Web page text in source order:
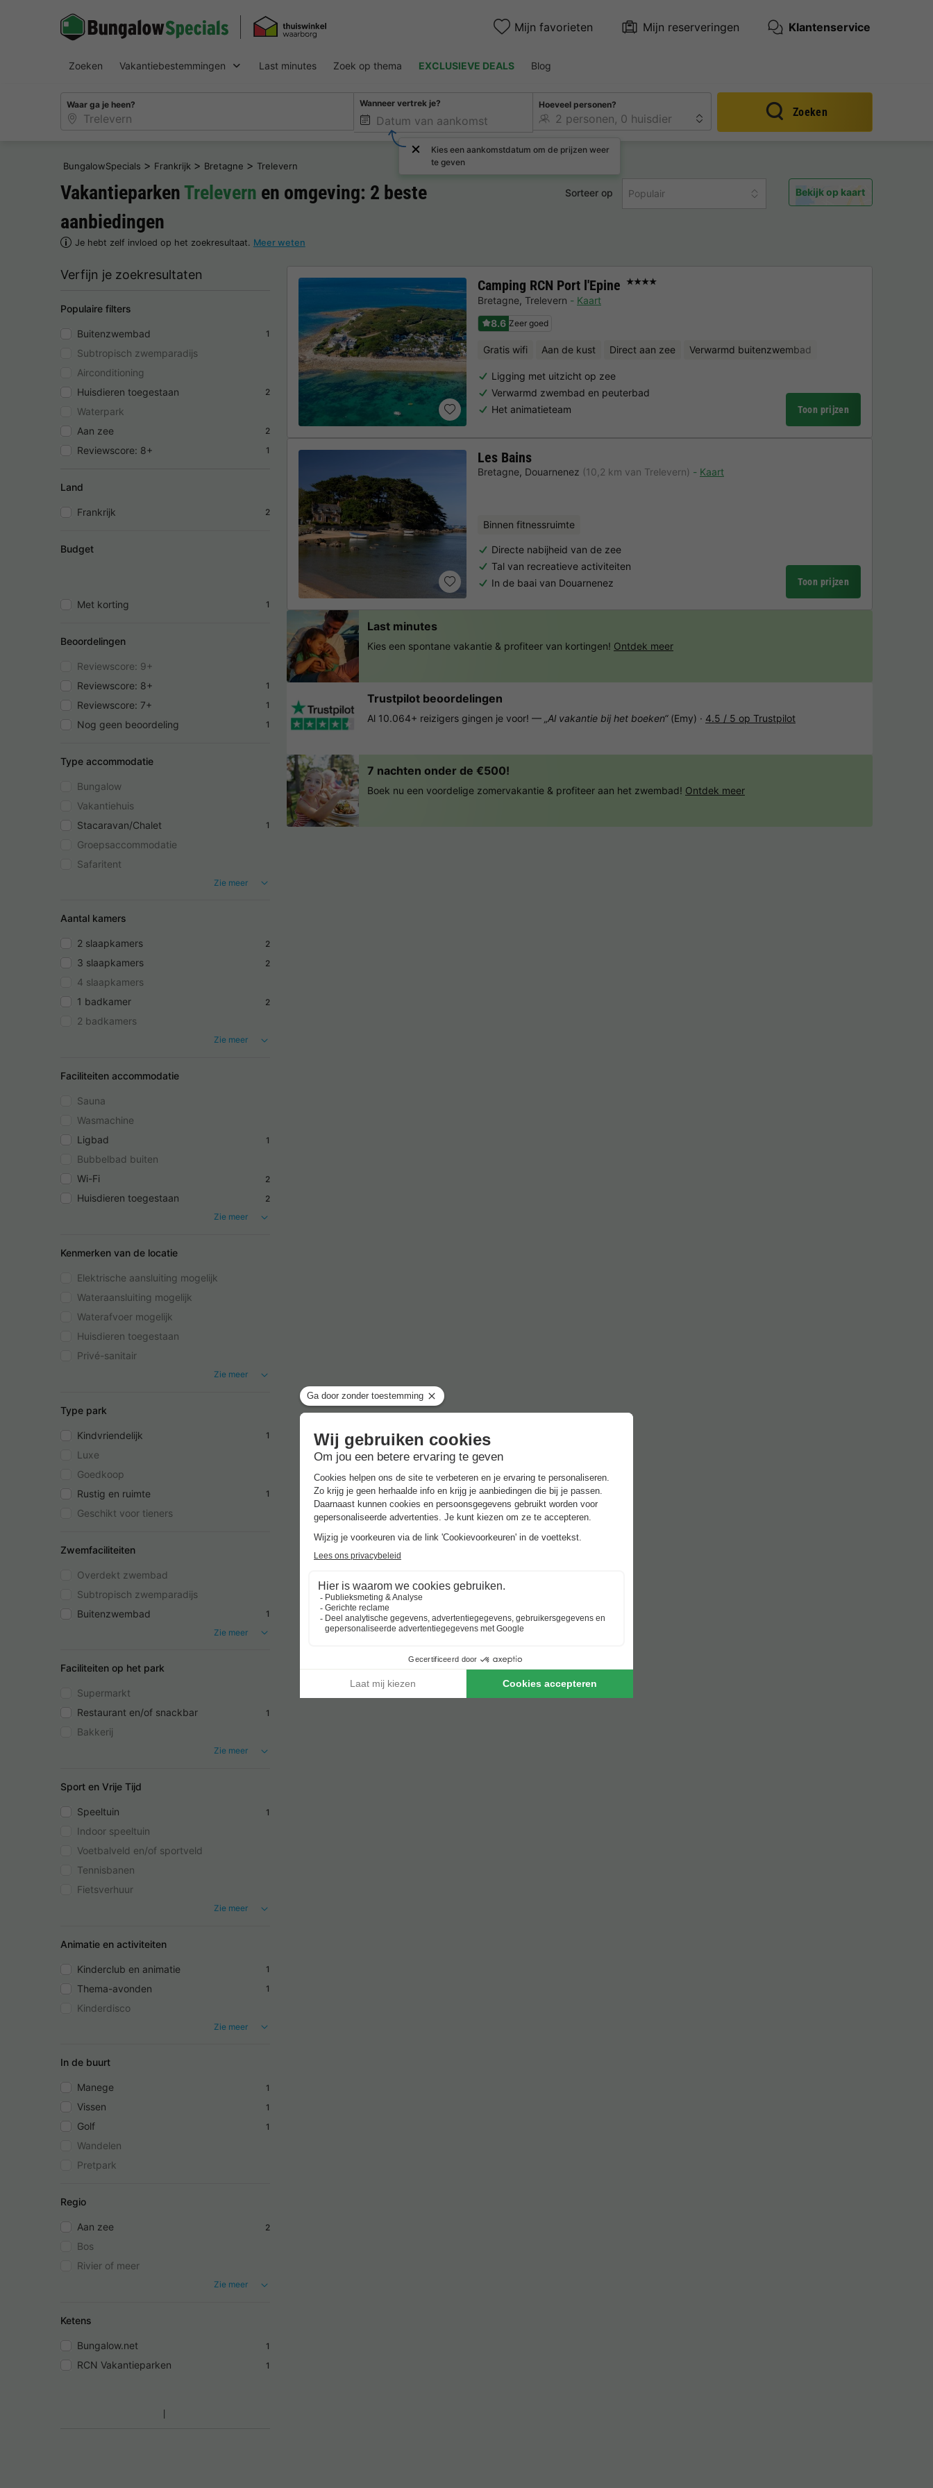
Mijn favorieten Mijn reserveringen Klantenservice
Zoeken Vakantiebestemmingen Last minutes Zoek op thema EXCLUSIEVE DEALS Blog
Waar ga je heen? Wanneer vertrek je?
Kies een aankomstdatum om de prijzen weer
te geven
Hoeveel personen?
Zoeken
BungalowSpecials > Frankrijk > Bretagne > Trelevern
Vakantieparken Trelevern en omgeving: 2 beste
aanbiedingen
Je hebt zelf invloed op het zoekresultaat. Meer weten
Sorteer op Populair Bekijk op kaart
Verfijn je zoekresultaten
Populaire filters
Buitenzwembad 1
Subtropisch zwemparadijs
Airconditioning
Huisdieren toegestaan
2
Waterpark
Aan zee
2
Reviewscore: 8+ 1
Land
Frankrijk 2
Budget
Met korting 1
Beoordelingen
Reviewscore: 9+
Reviewscore: 8+
1
Reviewscore: 7+ 1
Nog geen beoordeling 1
Type accommodatie
Bungalow
Vakantiehuis
Stacaravan/Chalet
1
Groepsaccommodatie
Safaritent
Zie meer
Aantal kamers
2 slaapkamers 2
3 slaapkamers 2
4 slaapkamers
1 badkamer
2
2 badkamers
Zie meer
Faciliteiten accommodatie
Sauna
Wasmachine
Ligbad
1
Bubbelbad buiten
Wi-Fi
2
Huisdieren toegestaan
2
Zie meer
Kenmerken van de locatie
Elektrische aansluiting mogelijk
Wateraansluiting mogelijk
Waterafvoer mogelijk
Huisdieren toegestaan
Privé-sanitair
Zie meer
Type park
Kindvriendelijk 1
Luxe
Goedkoop
Rustig en ruimte
1
Geschikt voor tieners
Zwemfaciliteiten
Overdekt zwembad
Subtropisch zwemparadijs
Buitenzwembad
1
Zie meer
Faciliteiten op het park
Supermarkt
Restaurant en/of snackbar
1
Bakkerij
Zie meer
Sport en Vrije Tijd
Speeltuin 1
Indoor speeltuin
Voetbalveld en/of sportveld
Tennisbanen
Fietsverhuur
Zie meer
Animatie en activiteiten
Kinderclub en animatie 1
Thema-avonden 1
Kinderdisco
Zie meer
In de buurt
Manege 1
Vissen 1
Golf 1
Wandelen
Pretpark
Regio
Aan zee 2
Bos
Rivier of meer
Zie meer
Ketens
Bungalow.net 1
RCN Vakantieparken 1
Camping RCN Port l'Epine ★★★★
Bretagne, Trelevern
Kaart
8.6 Zeer goed
Gratis wifi Aan de kust Direct aan zee Verwarmd buitenzwembad
Ligging met uitzicht op zee
Verwarmd zwembad en peuterbad
Het animatieteam
Toon prijzen
Les Bains
Bretagne, Douarnenez (10,2 km van Trelevern) Kaart
Binnen fitnessruimte
Directe nabijheid van de zee
Tal van recreatieve activiteiten
In de baai van Douarnenez
Toon prijzen
Last minutes
Kies een spontane vakantie & profiteer van kortingen! Ontdek meer
Trustpilot beoordelingen
Al 10.064+ reizigers gingen je voor! — „Al vakantie bij het boeken“(Emy) · 4.5 / 5 op Trustpilot
7 nachten onder de €500!
Boek nu een voordelige zomervakantie & profiteer aan het zwembad! Ontdek meer